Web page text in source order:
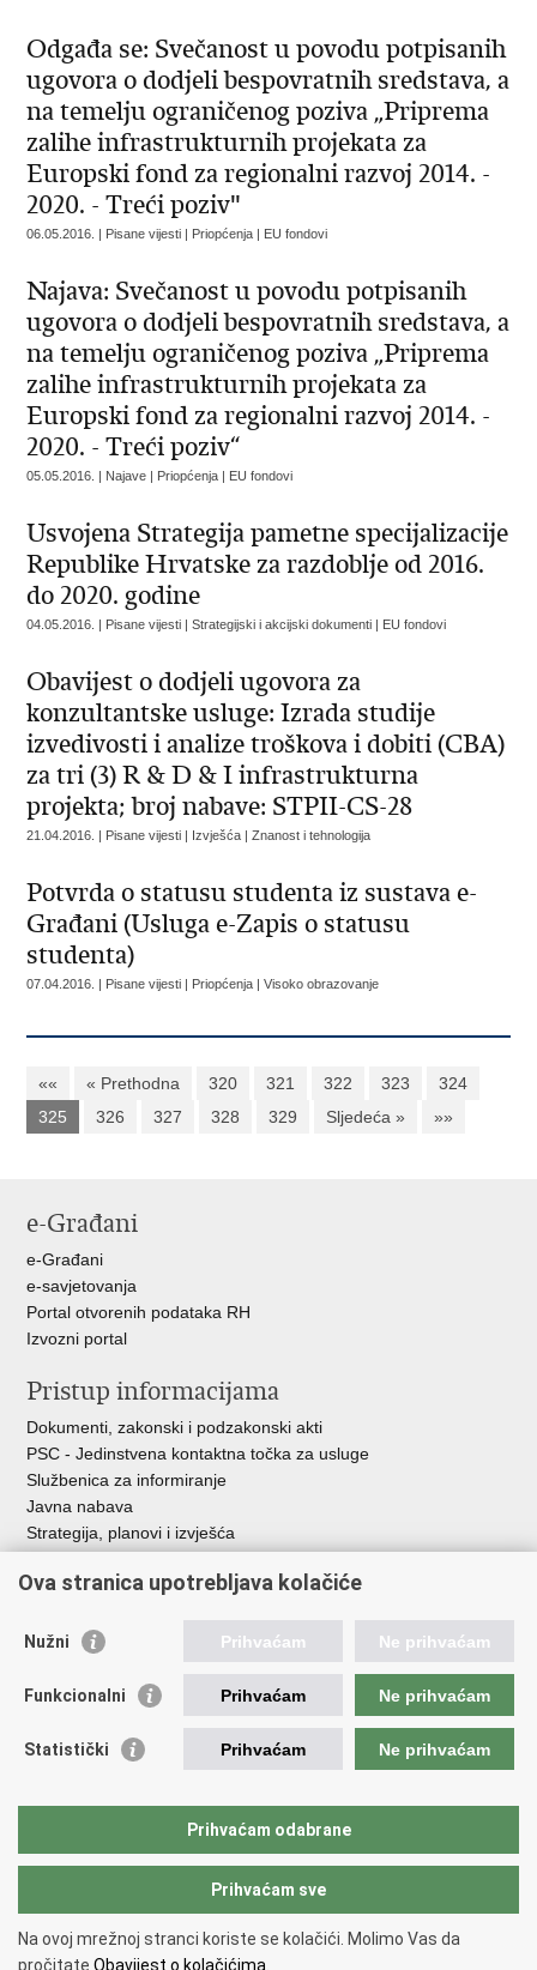
Odgađa se: Svečanost u povodu potpisanih
ugovora o dodjeli bespovratnih sredstava, a
na temelju ograničenog poziva „Priprema
zalihe infrastrukturnih projekata za
Europski fond za regionalni razvoj 2014. -
2020. - Treći poziv"
06.05.2016. | Pisane vijesti | Priopćenja | EU fondovi
Najava: Svečanost u povodu potpisanih
ugovora o dodjeli bespovratnih sredstava, a
na temelju ograničenog poziva „Priprema
zalihe infrastrukturnih projekata za
Europski fond za regionalni razvoj 2014. -
2020. - Treći poziv“
05.05.2016. | Najave | Priopćenja | EU fondovi
Usvojena Strategija pametne specijalizacije
Republike Hrvatske za razdoblje od 2016.
do 2020. godine
04.05.2016. | Pisane vijesti | Strategijski i akcijski dokumenti | EU fondovi
Obavijest o dodjeli ugovora za
konzultantske usluge: Izrada studije
izvedivosti i analize troškova i dobiti (CBA)
za tri (3) R & D & I infrastrukturna
projekta; broj nabave: STPII-CS-28
21.04.2016. | Pisane vijesti | Izvješća | Znanost i tehnologija
Potvrda o statusu studenta iz sustava e-
Građani (Usluga e-Zapis o statusu
studenta)
07.04.2016. | Pisane vijesti | Priopćenja | Visoko obrazovanje
«« « Prethodna 320 321 322 323
324
325
326 327 328 329 Sljedeća » »»
e-Građani
e-Građani
e-savjetovanja
Portal otvorenih podataka RH
Izvozni portal
Pristup informacijama
Dokumenti, zakonski i podzakonski akti
PSC - Jedinstvena kontaktna točka za usluge
Službenica za informiranje
Javna nabava
Strategija, planovi i izvješća
Korisne poveznice
Vlada RH
ASOO
CARNET
Copyright © 2026 Ministarstvo znanosti, obrazovanja i mladih.
Ova stranica upotrebljava kolačiće
Nužni Prihvaćam Ne prihvaćam
Funkcionalni Prihvaćam Ne prihvaćam
Statistički Prihvaćam Ne prihvaćam
Prihvaćam odabrane
Prihvaćam sve
Na ovoj mrežnoj stranci koriste se kolačići. Molimo Vas da
pročitate Obavijest o kolačićima.